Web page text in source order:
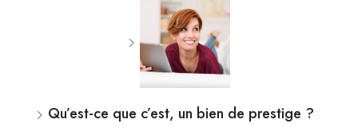
Qu’est-ce que c’est, un bien de prestige ?